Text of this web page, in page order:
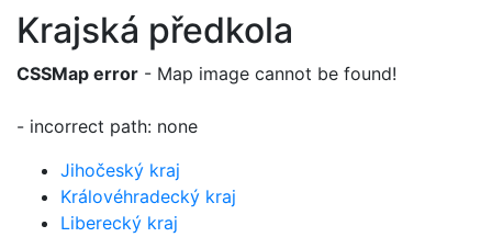
Krajská předkola
CSSMap error - Map image cannot be found!
- incorrect path: none
Jihočeský kraj
Královéhradecký kraj
Liberecký kraj